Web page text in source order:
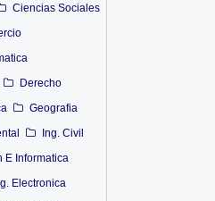
Ciencias Sociales
Derecho
Geografia
Ing. Civil
E Informatica
Electronica